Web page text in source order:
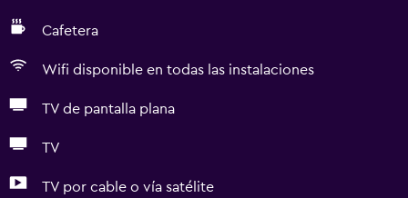
Cafetera
Wifi disponible en todas las instalaciones
TV de pantalla plana
TV
TV por cable o vía satélite